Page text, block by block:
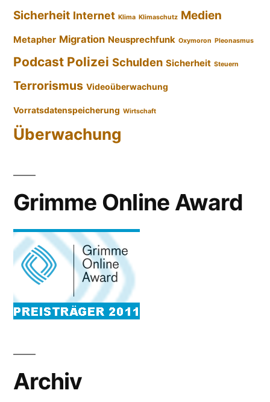
Sicherheit Internet Klima Klimaschutz Medien
Metapher Migration Neusprechfunk Oxymoron Pleonasmus
Podcast Polizei Schulden Sicherheit Steuern
Terrorismus Videoüberwachung
Vorratsdatenspeicherung Wirtschaft
Überwachung
Grimme Online Award
Archiv